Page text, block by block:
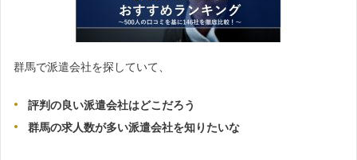
群馬で派遣会社を探していて、
評判の良い派遣会社はどこだろう
群馬の求人数が多い派遣会社を知りたいな